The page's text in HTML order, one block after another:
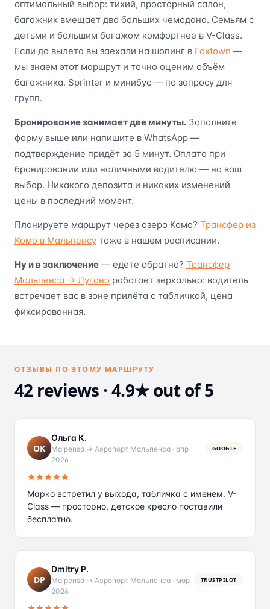
оптимальный выбор: тихий, просторный салон,
багажник вмещает два больших чемодана. Семьям с
детьми и большим багажом комфортнее в V-Class.
Если до вылета вы заехали на шопинг в Foxtown —
мы знаем этот маршрут и точно оценим объём
багажника. Sprinter и минибус — по запросу для
групп.
Бронирование занимает две минуты. Заполните
форму выше или напишите в WhatsApp —
подтверждение придёт за 5 минут. Оплата при
бронировании или наличными водителю — на ваш
выбор. Никакого депозита и никаких изменений
цены в последний момент.
Планируете маршрут через озеро Комо? Трансфер из
Комо в Мальпенсу тоже в нашем расписании.
Ну и в заключение — едете обратно? Трансфер
Мальпенса → Лугано работает зеркально: водитель
встречает вас в зоне прилёта с табличкой, цена
фиксированная.
ОТЗЫВЫ ПО ЭТОМУ МАРШРУТУ
42 reviews · 4.9★ out of 5
ОК
Ольга К.
Malpensa → Аэропорт Мальпенса · апр
2026
GOOGLE
Марко встретил у выхода, табличка с именем. V-
Class — просторно, детское кресло поставили
бесплатно.
DP
Dmitry P.
Malpensa → Аэропорт Мальпенса · мар
2026
TRUSTPILOT